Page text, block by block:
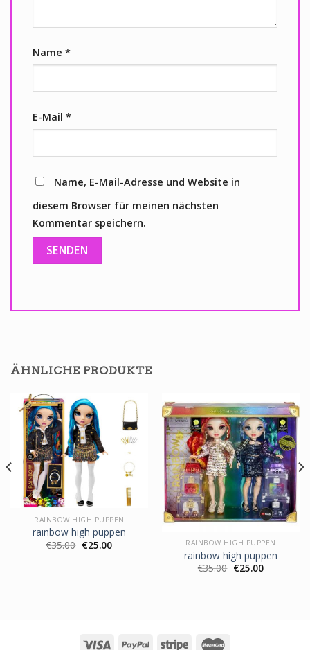
Name *
E-Mail *
Name, E-Mail-Adresse und Website in
diesem Browser für meinen nächsten
Kommentar speichern.
ÄHNLICHE PRODUKTE
RAINBOW HIGH PUPPEN
rainbow high puppen
€35.00 €25.00 RAINBOW HIGH PUPPEN
rainbow high puppen
€35.00 €25.00